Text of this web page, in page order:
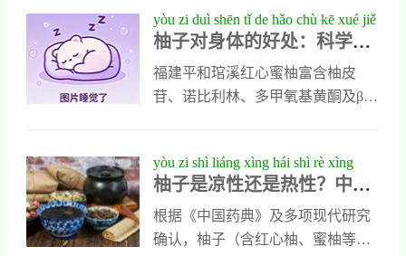
柚子存放在阴凉通风的地
需要准备新鲜的柚子皮，可以准备
12个新鲜的柚子，然后准备适量食
用盐和350克冰糖，还要准备适量清
水和少量的柠檬汁。把新鲜柚子用
后再用清水冲
时可以用它煮水喝，对人类身体有
多种好处，那么煮柚子皮的功效与
作用有哪些呢？下面小编就来具体
告诉大家。煮柚子皮的功效与作用
止咳平喘，平时可以用它治疗人类
的肺炎，治疗时可以把取下的柚子
皮晾干，然后取几块一起入锅加清
水煮制，煮好以后取出汤汁服用，
yòu zi duì shēn tǐ de hǎo chù kē xué jiě
xī hóng xīn mì yòu guǎn xī mì yòu de
dà jīng zhǔn jiàn kāng jià zhí
柚子对身体的好处：科学解
析红心蜜柚（琯溪蜜柚）的6
大精准健康价值
福建平和琯溪红心蜜柚富含柚皮
苷、诺比利林、多甲氧基黄酮及β-
15g白络，可协同抑制α-葡萄糖苷酶
以平稳餐后血糖（降低峰值1.3
mmol/L）；通过激活PPARα通路降
低甘油三酯18.7%与LDL-C 9.2%；
yòu zi shì liáng xìng hái shì rè xìng
zhōng yī tǐ zhì biàn shí xià yòu zi de
xìng wèi guī jīng yǔ kē xué shí yòng
zhǐ nán
柚子是凉性还是热性？中医
体质辨识下柚子的性味归经
与科学食用指南
根据《中国药典》及多项现代研究
确认，柚子（含红心柚、蜜柚等所